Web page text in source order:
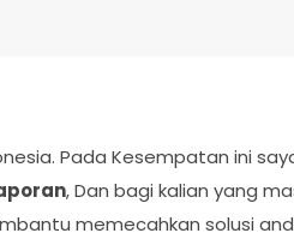
Pada Kesempatan ini
, Dan bagi kalian yang
memecahkan solusi